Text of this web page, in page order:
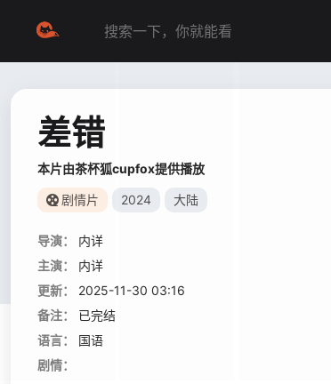
差错
本片由茶杯狐cupfox提供播放
剧情片 2024 大陆
导演：
内详
主演：
内详
更新：
2025-11-30 03:16
备注：
已完结
语言：
国语
剧情：